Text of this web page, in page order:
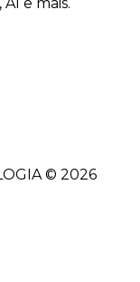
e mais.
© 2026